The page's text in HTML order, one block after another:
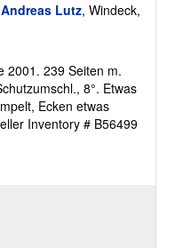
Lutz, Windeck,
2001. 239 Seiten m.
8°. Etwas
Ecken etwas
Inventory # B56499